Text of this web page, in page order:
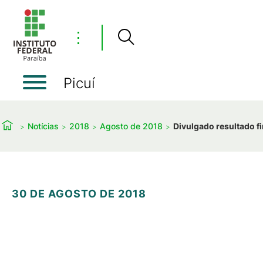
⋮
Picuí
Notícias 2018 Agosto de 2018 Divulgado resultado
30 DE AGOSTO DE 2018